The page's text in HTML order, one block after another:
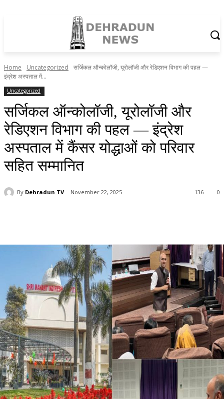
Home Uncategorized
सर्जिकल ऑन्कोलॉजी, यूरोलॉजी और रेडिएशन विभाग की पहल —
इंद्रेश अस्पताल में...
Uncategorized
सर्जिकल ऑन्कोलॉजी, यूरोलॉजी और
रेडिएशन विभाग की पहल — इंद्रेश
अस्पताल में कैंसर योद्धाओं को परिवार
सहित सम्मानित
By Dehradun TV November 22, 2025 0
136